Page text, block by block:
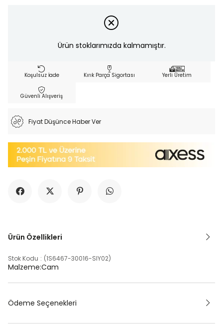
Ürün stoklarımızda kalmamıştır.
Koşulsuz İade Kırık Parça Sigortası Yerli Üretim
Güvenli Alışveriş
Fiyat Düşünce Haber Ver
Ürün Özellikleri
Stok Kodu (1S6467-30016-SIY02)
Malzeme:Cam
Ödeme Seçenekleri